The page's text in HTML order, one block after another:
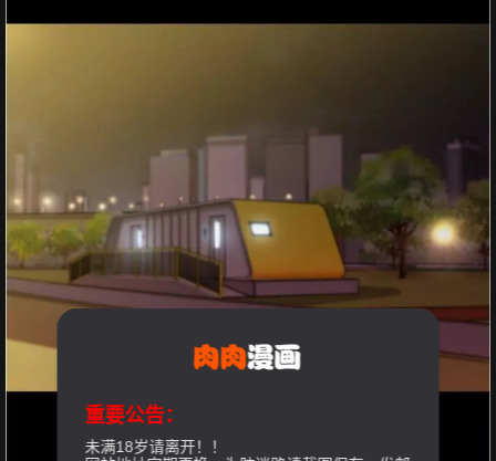
重要公告：
未满18岁请离开！！